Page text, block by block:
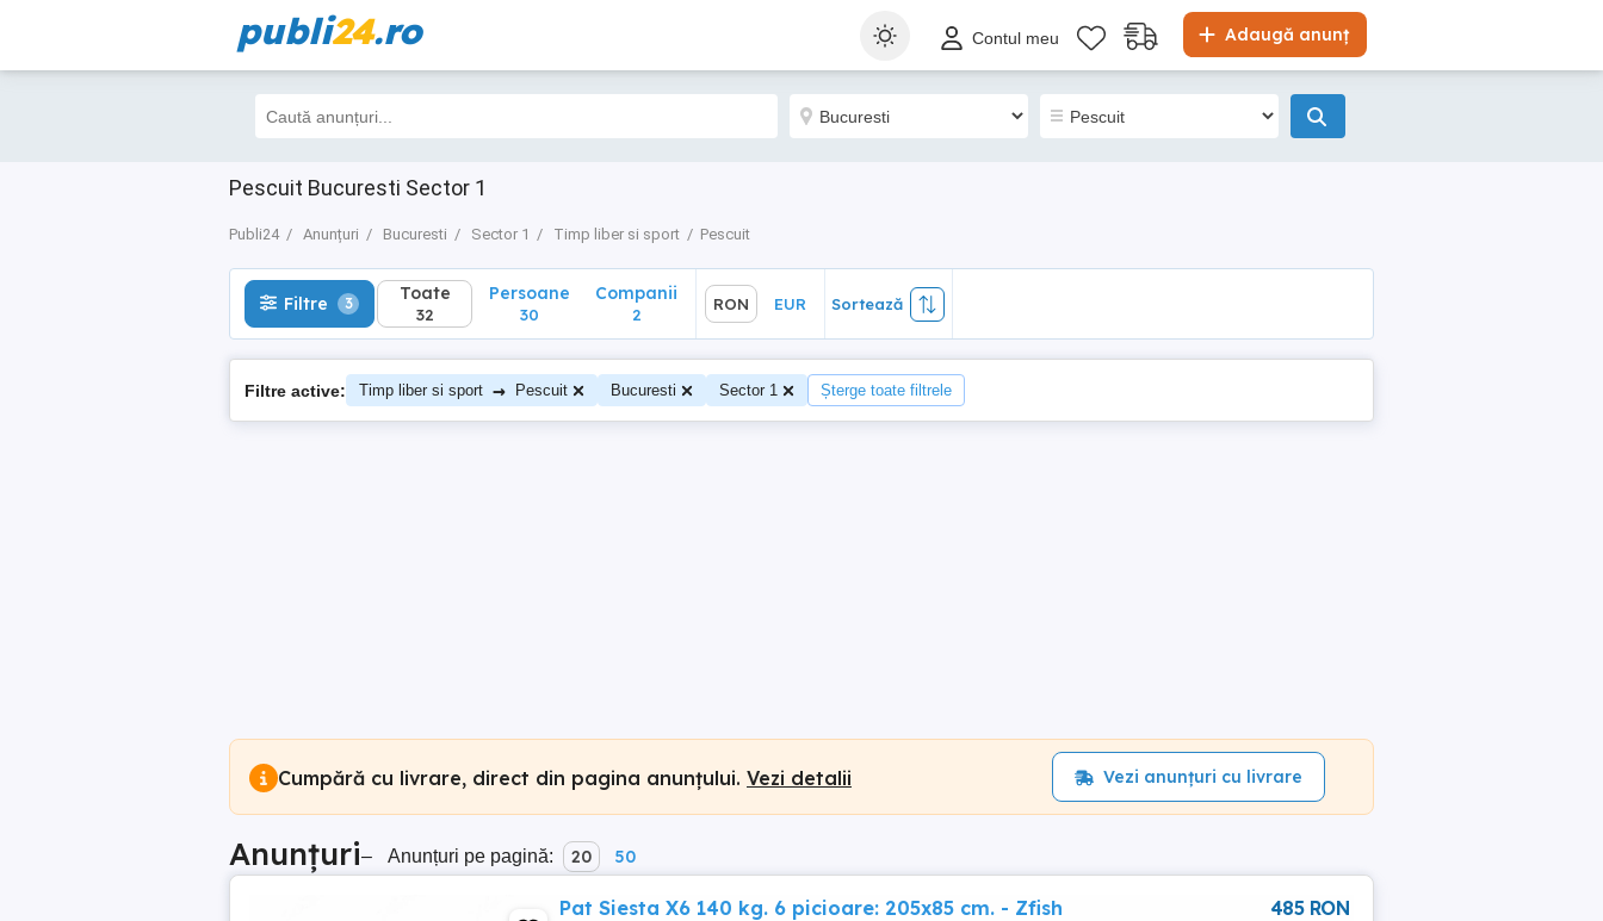
publi24.ro Adaugă anunț
Contul meu
Pescuit Bucuresti Sector 1
Publi24 Anunțuri Bucuresti Sector 1 Timp liber si sport Pescuit
Filtre 3 Toate
32
Sortează
Filtre 3 Toate
32
Persoane
30
Companii
2
RON EUR Sortează
Filtre active: Timp liber si sport → Pescuit Bucuresti Sector 1 Șterge toate filtrele
Cumpără cu livrare, direct din pagina anunțului. Vezi detalii Vezi anunțuri cu livrare
Anunțuri– Anunțuri pe pagină: 20 50
Pat Siesta X6 140 kg. 6 picioare: 205x85 cm. - Zfish 485 RON